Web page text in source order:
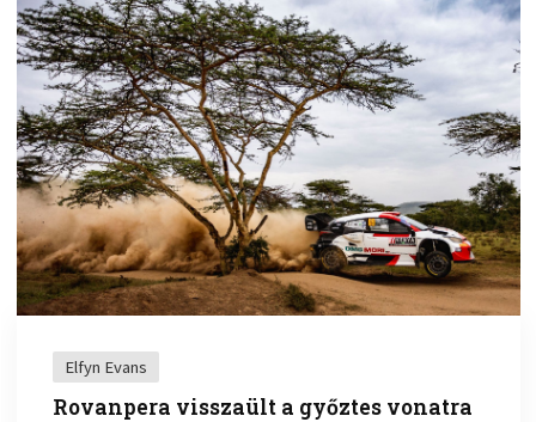
Elfyn Evans
Rovanpera visszaült a győztes vonatra